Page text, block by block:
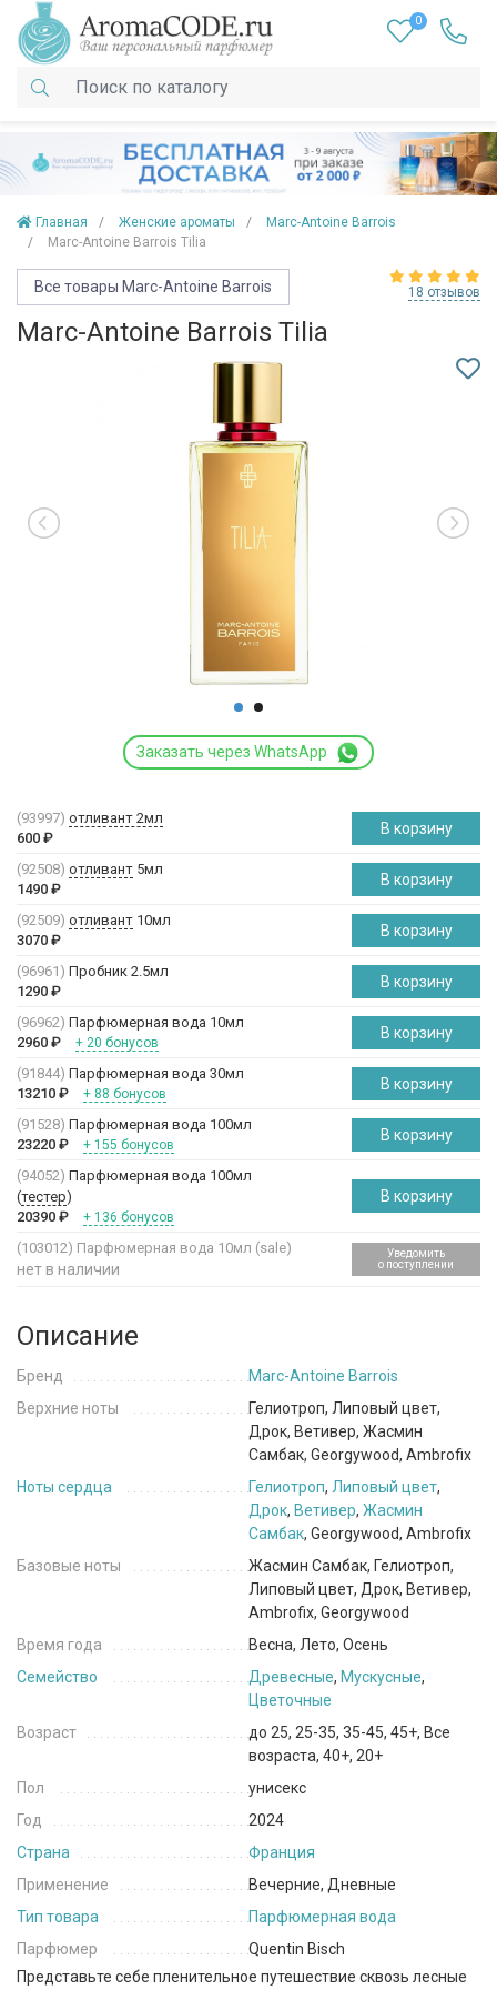
0
Главная Женские ароматы
Marc-Antoine Barrois
Marc-Antoine Barrois Tilia
Все товары Marc-Antoine Barrois 18 отзывов
Marc-Antoine Barrois Tilia
Заказать через WhatsApp
(93997) отливант 2мл
600 ₽
В корзину
(92508) отливант 5мл
1490 ₽
В корзину
(92509) отливант 10мл
3070 ₽
В корзину
(96961) Пробник 2.5мл
1290 ₽
В корзину
(96962) Парфюмерная вода 10мл
2960 ₽ + 20 бонусов
В корзину
(91844) Парфюмерная вода 30мл
13210 ₽ + 88 бонусов
В корзину
(91528) Парфюмерная вода 100мл
23220 ₽ + 155 бонусов
В корзину
(94052) Парфюмерная вода 100мл
(тестер)
20390 ₽ + 136 бонусов
В корзину
(103012) Парфюмерная вода 10мл (sale)
нет в наличии
Уведомить
о поступлении
Описание
Бренд
Marc-Antoine Barrois
Верхние ноты
Гелиотроп, Липовый цвет,
Дрок, Ветивер, Жасмин
Самбак, Georgywood, Ambrofix
Ноты сердца
Гелиотроп, Липовый цвет,
Дрок, Ветивер, Жасмин
Самбак, Georgywood, Ambrofix
Базовые ноты
Жасмин Самбак, Гелиотроп,
Липовый цвет, Дрок, Ветивер,
Ambrofix, Georgywood
Время года
Весна, Лето, Осень
Семейство
Древесные, Мускусные,
Цветочные
Возраст
до 25, 25-35, 35-45, 45+, Все
возраста, 40+, 20+
Пол
унисекс
Год
2024
Страна
Франция
Применение
Вечерние, Дневные
Тип товара
Парфюмерная вода
Парфюмер
Quentin Bisch
Представьте себе пленительное путешествие сквозь лесные